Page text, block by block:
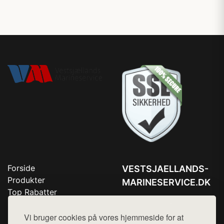
Vi bruger cookies på vores hjemmeside for at
Forside
Produkter
Top Rabatter
Kontakt
VESTSJAELLANDS-
MARINESERVICE.DK
Mail:hej@want.dk